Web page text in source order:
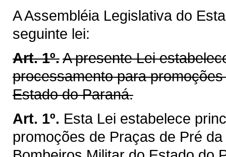
A Assembléia Legislativa do
seguinte lei:
Art. 1º.A presente Lei
processamento para
Estado do Paraná.
Art. 1º. Esta Lei estabelece
promoções de Praças de Pré